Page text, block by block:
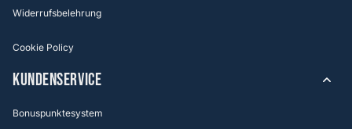
Widerrufsbelehrung
Cookie Policy
KUNDENSERVICE
Bonuspunktesystem